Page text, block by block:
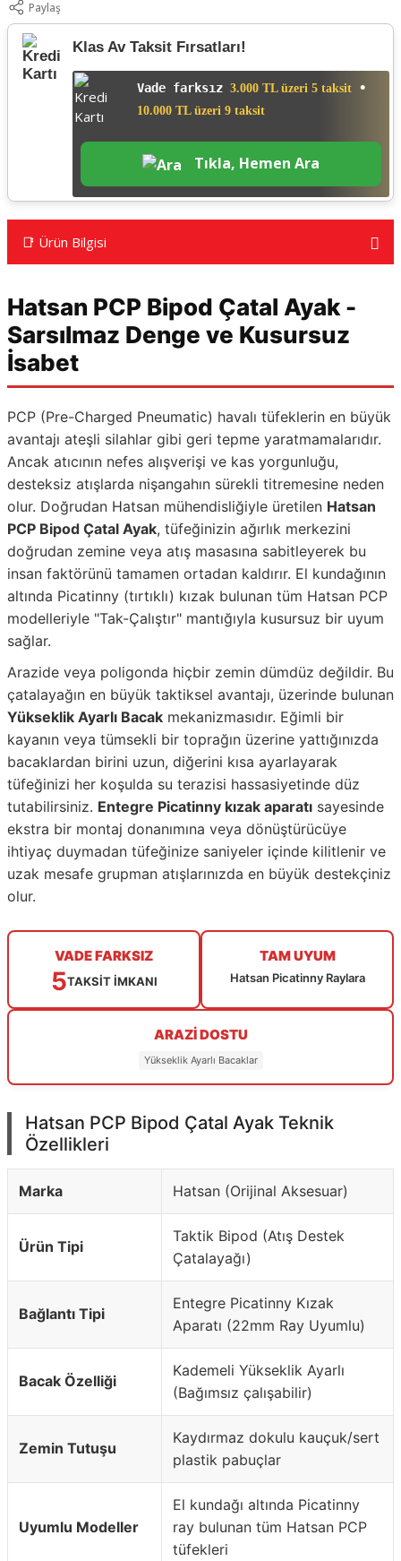
Paylaş
Klas Av Taksit Fırsatları!
Vade farksız 3.000 TL üzeri 5 taksit •
10.000 TL üzeri 9 taksit
Tıkla, Hemen Ara
📑 Ürün Bilgisi
Hatsan PCP Bipod Çatal Ayak -
Sarsılmaz Denge ve Kusursuz
İsabet
PCP (Pre-Charged Pneumatic) havalı tüfeklerin en büyük
avantajı ateşli silahlar gibi geri tepme yaratmamalarıdır.
Ancak atıcının nefes alışverişi ve kas yorgunluğu,
desteksiz atışlarda nişangahın sürekli titremesine neden
olur. Doğrudan Hatsan mühendisliğiyle üretilen Hatsan
PCP Bipod Çatal Ayak, tüfeğinizin ağırlık merkezini
doğrudan zemine veya atış masasına sabitleyerek bu
insan faktörünü tamamen ortadan kaldırır. El kundağının
altında Picatinny (tırtıklı) kızak bulunan tüm Hatsan PCP
modelleriyle "Tak-Çalıştır" mantığıyla kusursuz bir uyum
sağlar.
Arazide veya poligonda hiçbir zemin dümdüz değildir. Bu
çatalayağın en büyük taktiksel avantajı, üzerinde bulunan
Yükseklik Ayarlı Bacak mekanizmasıdır. Eğimli bir
kayanın veya tümsekli bir toprağın üzerine yattığınızda
bacaklardan birini uzun, diğerini kısa ayarlayarak
tüfeğinizi her koşulda su terazisi hassasiyetinde düz
tutabilirsiniz. Entegre Picatinny kızak aparatı sayesinde
ekstra bir montaj donanımına veya dönüştürücüye
ihtiyaç duymadan tüfeğinize saniyeler içinde kilitlenir ve
uzak mesafe grupman atışlarınızda en büyük destekçiniz
olur.
VADE FARKSIZ
5TAKSİT İMKANI
TAM UYUM
Hatsan Picatinny Raylara
ARAZİ DOSTU
Yükseklik Ayarlı Bacaklar
Hatsan PCP Bipod Çatal Ayak Teknik
Özellikleri
Marka Hatsan (Orijinal Aksesuar)
Ürün Tipi
Taktik Bipod (Atış Destek
Çatalayağı)
Bağlantı Tipi
Entegre Picatinny Kızak
Aparatı (22mm Ray Uyumlu)
Bacak Özelliği
Kademeli Yükseklik Ayarlı
(Bağımsız çalışabilir)
Zemin Tutuşu
Kaydırmaz dokulu kauçuk/sert
plastik pabuçlar
Uyumlu Modeller
El kundağı altında Picatinny
ray bulunan tüm Hatsan PCP
tüfekleri